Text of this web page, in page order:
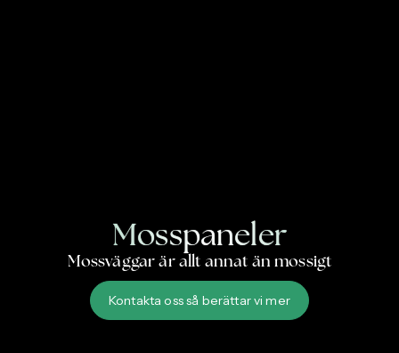
Mosspaneler
Mossväggar är allt annat än mossigt
Kontakta oss så berättar vi mer